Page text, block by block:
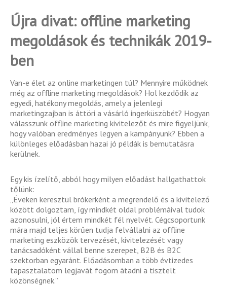
Újra divat: offline marketing
megoldások és technikák 2019-
ben
Van-e élet az online marketingen túl? Mennyire működnek
még az offline marketing megoldások? Hol kezdődik az
egyedi, hatékony megoldás, amely a jelenlegi
marketingzajban is áttöri a vásárló ingerküszöbét? Hogyan
válasszunk offline marketing kivitelezőt és mire figyeljünk,
hogy valóban eredményes legyen a kampányunk? Ebben a
különleges előadásban hazai jó példák is bemutatásra
kerülnek.
Egy kis ízelítő, abból hogy milyen előadást hallgathattok
tőlünk:
„Éveken keresztül brókerként a megrendelő és a kivitelező
között dolgoztam, így mindkét oldal problémáival tudok
azonosulni, jól értem mindkét fél nyelvét. Cégcsoportunk
mára majd teljes körűen tudja felvállalni az offline
marketing eszközök tervezését, kivitelezését vagy
tanácsadóként vállal benne szerepet, B2B és B2C
szektorban egyaránt. Előadásomban a több évtizedes
tapasztalatom legjavát fogom átadni a tisztelt
közönségnek.”